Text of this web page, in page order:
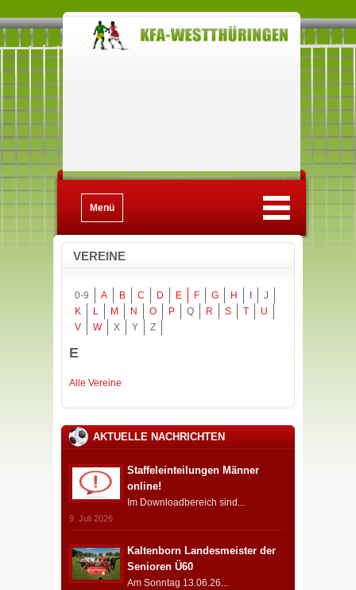
Menü
VEREINE
0-9 A B C D E F G H
J
K
L M N O P Q R S T
U
V
W X Y Z
E
Alle Vereine
AKTUELLE NACHRICHTEN
Staffeleinteilungen Männer
online!
Im Downloadbereich sind...
9. Juli 2026
Kaltenborn Landesmeister der
Senioren Ü60
Am Sonntag 13.06.26...